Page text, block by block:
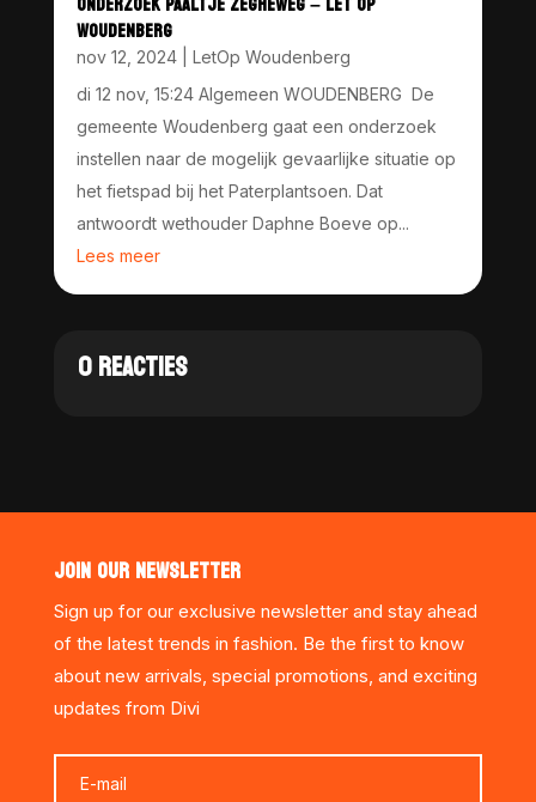
WOUDENBERG
nov 12, 2024| LetOp Woudenberg
di 12 nov, 15:24 Algemeen WOUDENBERG De
gemeente Woudenberg gaat een onderzoek
instellen naar de mogelijk gevaarlijke situatie op
het fietspad bij het Paterplantsoen. Dat
antwoordt wethouder Daphne Boeve op...
Lees meer
0 REACTIES
JOIN OUR NEWSLETTER
Sign up for our exclusive newsletter and stay ahead
of the latest trends in fashion. Be the first to know
about new arrivals, special promotions, and exciting
updates from Divi